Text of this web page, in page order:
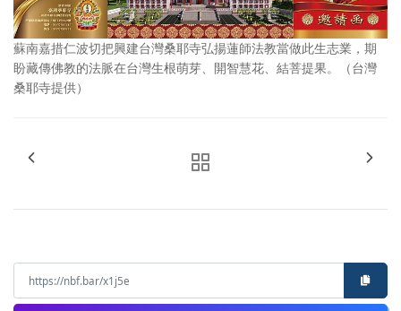
蘇南嘉措仁波切把興建台灣桑耶寺弘揚蓮師法教當做此生志業，期
盼藏傳佛教的法脈在台灣生根萌芽、開智慧花、結菩提果。（台灣
桑耶寺提供）